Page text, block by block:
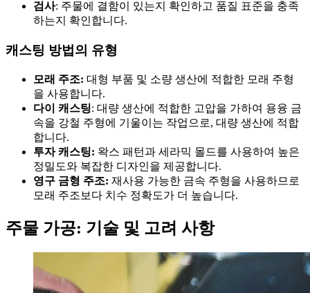
검사: 주물에 결함이 있는지 확인하고 품질 표준을 충족
하는지 확인합니다.
캐스팅 방법의 유형
모래 주조: 대형 부품 및 소량 생산에 적합한 모래 주형
을 사용합니다.
다이 캐스팅: 대량 생산에 적합한 고압을 가하여 용융 금
속을 강철 주형에 기울이는 작업으로, 대량 생산에 적합
합니다.
투자 캐스팅: 왁스 패턴과 세라믹 몰드를 사용하여 높은
정밀도와 복잡한 디자인을 제공합니다.
영구 금형 주조: 재사용 가능한 금속 주형을 사용하므로
모래 주조보다 치수 정확도가 더 높습니다.
주물 가공: 기술 및 고려 사항